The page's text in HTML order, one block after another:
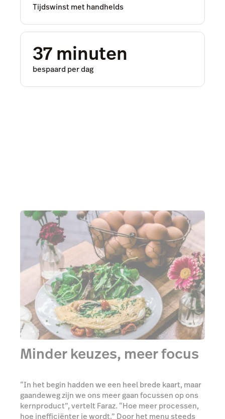
Tijdswinst met handhelds
37 minuten
bespaard per dag
Minder keuzes, meer focus
“In het begin hadden we een heel brede kaart, maar
gaandeweg zijn we ons meer gaan focussen op ons
kernproduct”, vertelt Faraz. “Hoe meer processen,
hoe inefficiënter je wordt.” Door het menu steeds